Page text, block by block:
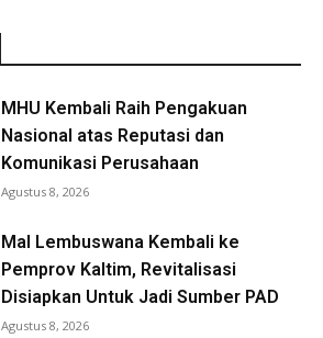
MHU Kembali Raih Pengakuan
Nasional atas Reputasi dan
Komunikasi Perusahaan
Agustus 8, 2026
Mal Lembuswana Kembali ke
Pemprov Kaltim, Revitalisasi
Disiapkan Untuk Jadi Sumber PAD
Agustus 8, 2026